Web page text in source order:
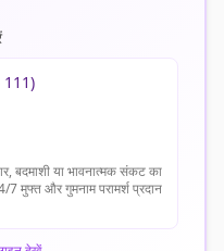
बदमाशी या भावनात्मक संकट का
मुफ्त और गुमनाम परामर्श प्रदान